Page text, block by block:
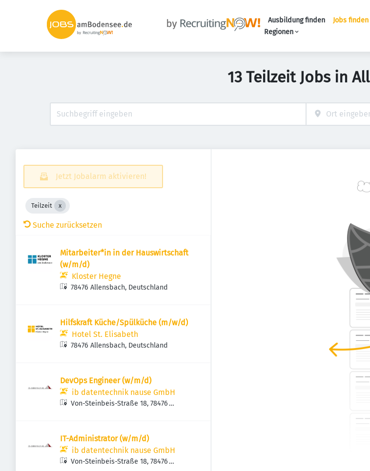
Ausbildung finden Jobs finden
Regionen
13 Teilzeit Jobs in
Jetzt Jobalarm aktivieren!
Teilzeit
Suche zurücksetzen
Mitarbeiter*in in der Hauswirtschaft
(w/m/d)
Kloster Hegne
78476 Allensbach, Deutschland
Hilfskraft Küche/Spülküche (m/w/d)
Hotel St. Elisabeth
78476 Allensbach, Deutschland
DevOps Engineer (w/m/d)
ib datentechnik nause GmbH
Von-Steinbeis-Straße 18, 78476
IT-Administrator (w/m/d)
ib datentechnik nause GmbH
Von-Steinbeis-Straße 18, 78476